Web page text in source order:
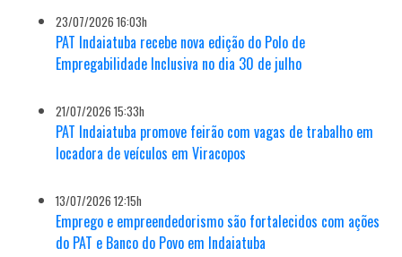
23/07/2026 16:03h
PAT Indaiatuba recebe nova edição do Polo de
Empregabilidade Inclusiva no dia 30 de julho
21/07/2026 15:33h
PAT Indaiatuba promove feirão com vagas de trabalho em
locadora de veículos em Viracopos
13/07/2026 12:15h
Emprego e empreendedorismo são fortalecidos com ações
do PAT e Banco do Povo em Indaiatuba